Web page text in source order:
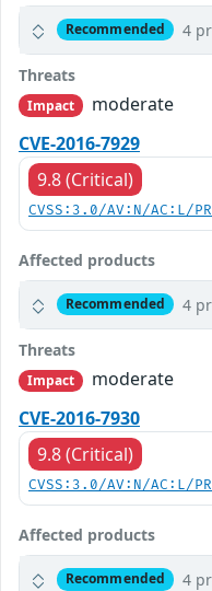
Recommended 4
Threats
Impact
moderate
CVE-2016-7929
9.8 (Critical)
CVSS:3.0/AV:N/AC:L/
Affected products
Recommended 4
Threats
Impact
moderate
CVE-2016-7930
9.8 (Critical)
CVSS:3.0/AV:N/AC:L/
Affected products
Recommended 4